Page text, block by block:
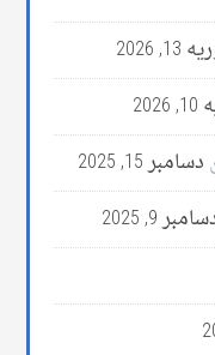
2026
دسامبر 15, 2025
9, 2025